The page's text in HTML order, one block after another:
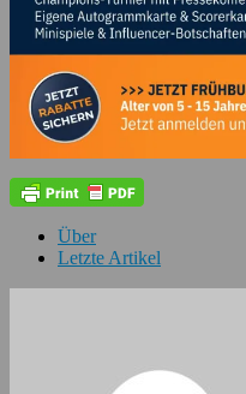
Über
Letzte Artikel